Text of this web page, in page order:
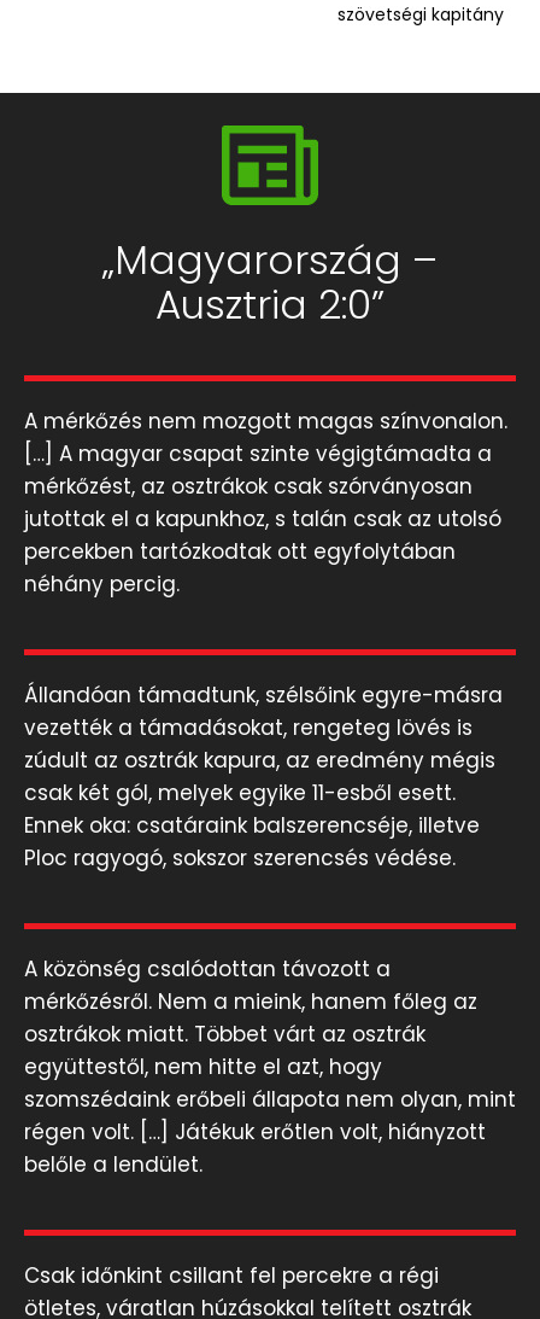
szövetségi kapitány
„Magyarország –
Ausztria 2:0”
A mérkőzés nem mozgott magas színvonalon.
[…] A magyar csapat szinte végigtámadta a
mérkőzést, az osztrákok csak szórványosan
jutottak el a kapunkhoz, s talán csak az utolsó
percekben tartózkodtak ott egyfolytában
néhány percig.
Állandóan támadtunk, szélsőink egyre-másra
vezették a támadásokat, rengeteg lövés is
zúdult az osztrák kapura, az eredmény mégis
csak két gól, melyek egyike 11-esből esett.
Ennek oka: csatáraink balszerencséje, illetve
Ploc ragyogó, sokszor szerencsés védése.
A közönség csalódottan távozott a
mérkőzésről. Nem a mieink, hanem főleg az
osztrákok miatt. Többet várt az osztrák
együttestől, nem hitte el azt, hogy
szomszédaink erőbeli állapota nem olyan, mint
régen volt. […] Játékuk erőtlen volt, hiányzott
belőle a lendület.
Csak időnkint csillant fel percekre a régi
ötletes, váratlan húzásokkal telített osztrák